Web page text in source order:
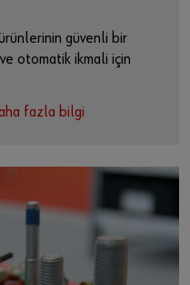
güvenli bir
otomatik ikmali için
fazla bilgi